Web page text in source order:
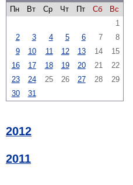
Пн
Вт Ср Чт Пт Сб
Вс
1
2
3 4 5 6 7
8
9
10 11 12 13 14
15
16
17 18 19 20 21
22
23
24 25 26 27 28
29
30
31
2012
2011